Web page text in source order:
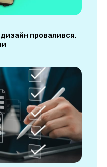
дизайн провалився,